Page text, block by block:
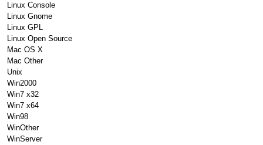
Linux Console
Linux Gnome
Linux GPL
Linux Open Source
Mac OS X
Mac Other
Unix
Win2000
Win7 x32
Win7 x64
Win98
WinOther
WinServer